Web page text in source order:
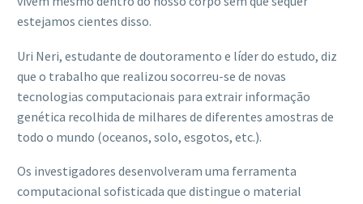
estejamos cientes disso.
Uri Neri, estudante de doutoramento e líder do estudo, diz
que o trabalho que realizou socorreu-se de novas
tecnologias computacionais para extrair informação
genética recolhida de milhares de diferentes amostras de
todo o mundo (oceanos, solo, esgotos, etc.).
Os investigadores desenvolveram uma ferramenta
computacional sofisticada que distingue o material